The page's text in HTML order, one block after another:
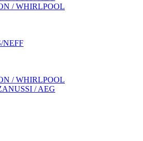
/ WHIRLPOOL
NEFF
/ WHIRLPOOL
/ AEG